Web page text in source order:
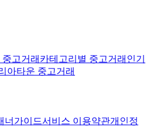
고거래 카테고리별 중고거래 인기
아타운 중고거래
너가이드서비스 이용약관개인정